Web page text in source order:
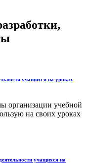
учащихся на уроках
организации учебной
на своих уроках
учащихся на